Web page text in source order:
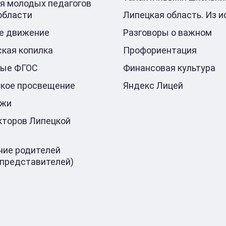
молодых педагогов
движение
копилка
ФГОС
просвещение
Липецкой
родителей
Липецкая область. Из
Разговоры о важном
Профориентация
Финансовая культура
Яндекс Лицей